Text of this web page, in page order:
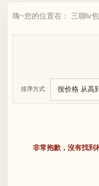
嗨~您的位置在： 三聯lv
排序方式:
非常抱歉，沒有找到